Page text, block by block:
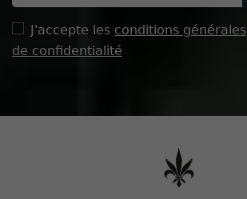
J'accepte les conditions générales
de confidentialité